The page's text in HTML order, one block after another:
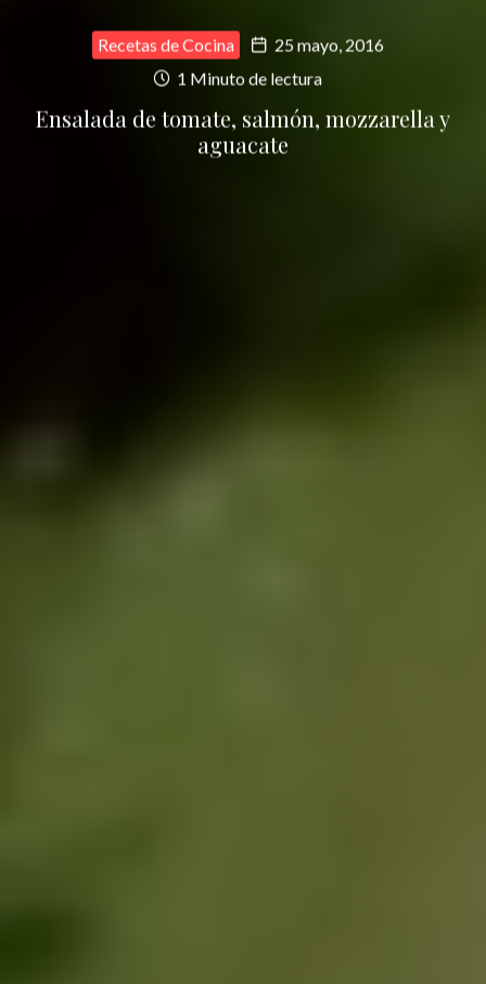
Recetas de Cocina
25 mayo, 2016
1 Minuto de lectura
Ensalada de tomate, salmón, mozzarella y
aguacate